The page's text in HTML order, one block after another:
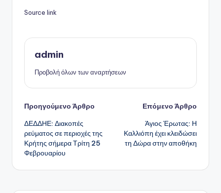
Source link
admin
Προβολή όλων των αναρτήσεων
Πλοήγηση
δημοσιεύσεων
Προηγούμενο Άρθρο
ΔΕΔΔΗΕ: Διακοπές
ρεύματος σε περιοχές της
Κρήτης σήμερα Τρίτη 25
Φεβρουαρίου
Επόμενο Άρθρο
Άγιος Έρωτας: Η
Καλλιόπη έχει κλειδώσει
τη Δώρα στην αποθήκη